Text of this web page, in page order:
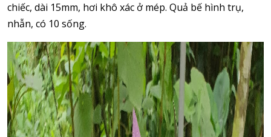
chiếc, dài 15mm, hơi khô xác ở mép. Quả bế hình trụ,
nhẫn, có 10 sống.